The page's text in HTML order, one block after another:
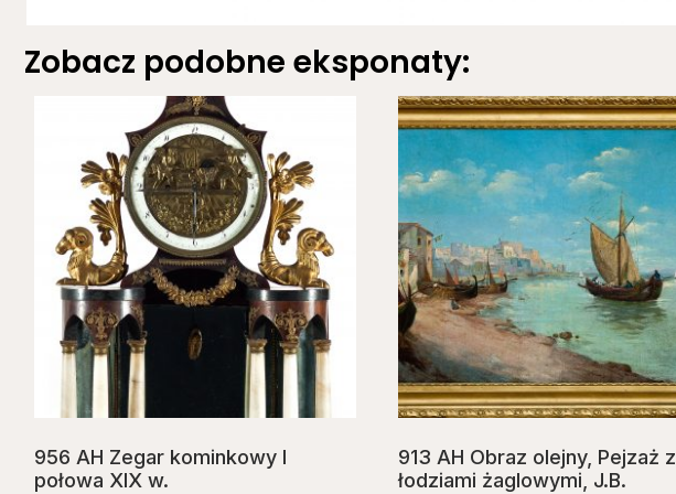
Zobacz podobne eksponaty:
956 AH Zegar kominkowy I
połowa XIX w.
913 AH Obraz olejny, Pejzaż z
łodziami żaglowymi, J.B.